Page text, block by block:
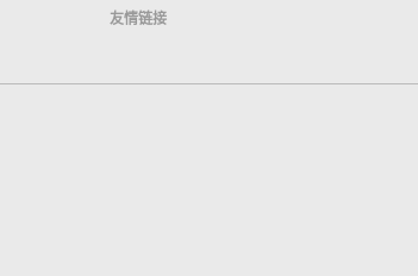
友情链接